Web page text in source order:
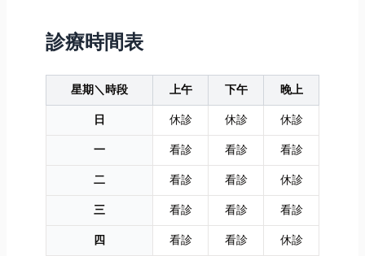
診療時間表
星期＼時段 上午 下午
晚上
日
休診 休診
休診
一
看診 看診
看診
二
看診 看診
休診
三
看診 看診
看診
四
看診 看診
休診